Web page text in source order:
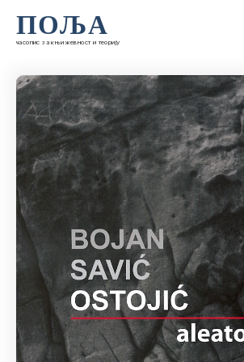
ПОЉА
часопис за књижевност и теорију